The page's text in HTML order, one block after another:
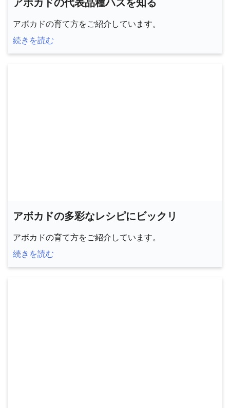
アボカドの代表品種ハスを知る
アボカドの育て方をご紹介しています。
続きを読む
アボカドの多彩なレシピにビックリ
アボカドの育て方をご紹介しています。
続きを読む